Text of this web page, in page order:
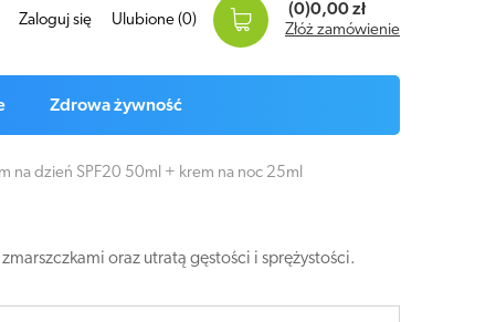
Zaloguj się Ulubione (0)
(0)0,00 zł
Złóż zamówienie
Zdrowa żywność
na dzień SPF20 50ml + krem na noc 25ml
oraz utratą gęstości i sprężystości.